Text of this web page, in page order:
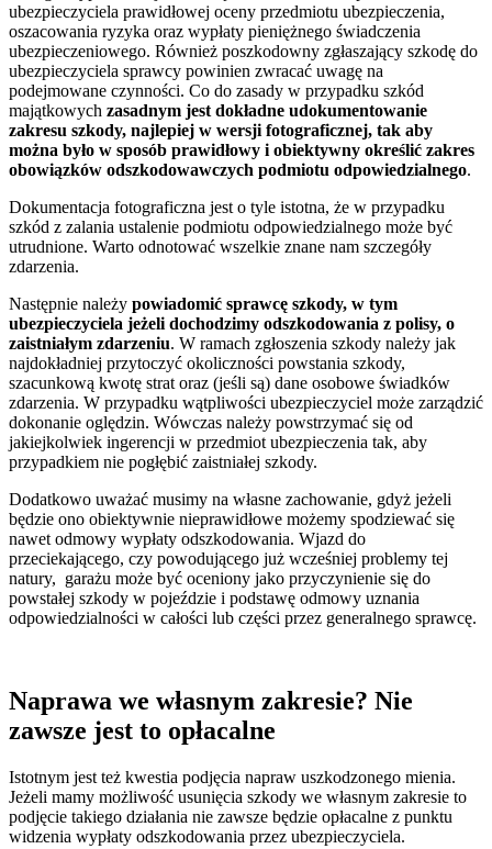
ubezpieczyciela prawidłowej oceny przedmiotu ubezpieczenia,
oszacowania ryzyka oraz wypłaty pieniężnego świadczenia
ubezpieczeniowego. Również poszkodowny zgłaszający szkodę do
ubezpieczyciela sprawcy powinien zwracać uwagę na
podejmowane czynności. Co do zasady w przypadku szkód
majątkowych zasadnym jest dokładne udokumentowanie
zakresu szkody, najlepiej w wersji fotograficznej, tak aby
można było w sposób prawidłowy i obiektywny określić zakres
obowiązków odszkodowawczych podmiotu odpowiedzialnego.
Dokumentacja fotograficzna jest o tyle istotna, że w przypadku
szkód z zalania ustalenie podmiotu odpowiedzialnego może być
utrudnione. Warto odnotować wszelkie znane nam szczegóły
zdarzenia.
Następnie należy powiadomić sprawcę szkody, w tym
ubezpieczyciela jeżeli dochodzimy odszkodowania z polisy, o
zaistniałym zdarzeniu. W ramach zgłoszenia szkody należy jak
najdokładniej przytoczyć okoliczności powstania szkody,
szacunkową kwotę strat oraz (jeśli są) dane osobowe świadków
zdarzenia. W przypadku wątpliwości ubezpieczyciel może zarządzić
dokonanie oględzin. Wówczas należy powstrzymać się od
jakiejkolwiek ingerencji w przedmiot ubezpieczenia tak, aby
przypadkiem nie pogłębić zaistniałej szkody.
Dodatkowo uważać musimy na własne zachowanie, gdyż jeżeli
będzie ono obiektywnie nieprawidłowe możemy spodziewać się
nawet odmowy wypłaty odszkodowania. Wjazd do
przeciekającego, czy powodującego już wcześniej problemy tej
natury, garażu może być oceniony jako przyczynienie się do
powstałej szkody w pojeździe i podstawę odmowy uznania
odpowiedzialności w całości lub części przez generalnego sprawcę.
Naprawa we własnym zakresie? Nie
zawsze jest to opłacalne
Istotnym jest też kwestia podjęcia napraw uszkodzonego mienia.
Jeżeli mamy możliwość usunięcia szkody we własnym zakresie to
podjęcie takiego działania nie zawsze będzie opłacalne z punktu
widzenia wypłaty odszkodowania przez ubezpieczyciela.